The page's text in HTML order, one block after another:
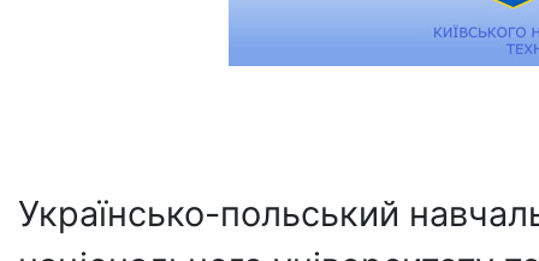
Українсько-польський